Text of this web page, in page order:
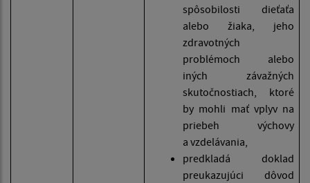
spôsobilosti dieťaťa
alebo žiaka, jeho
zdravotných
problémoch alebo
iných závažných
skutočnostiach, ktoré
by mohli mať vplyv na
priebeh výchovy
a vzdelávania,
predkladá doklad
preukazujúci dôvod